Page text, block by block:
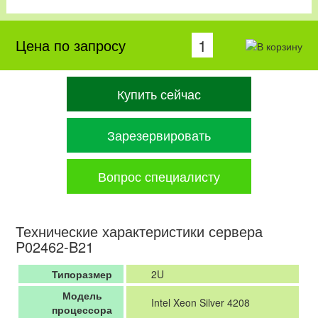
Цена по запросу
Купить сейчас
Зарезервировать
Вопрос специалисту
Технические характеристики сервера
P02462-B21
Типоразмер
2U
Модель
процессора
Intel Xeon Silver 4208